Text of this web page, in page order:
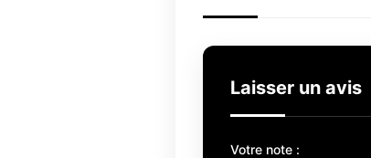
Laisser un avis
Votre note :